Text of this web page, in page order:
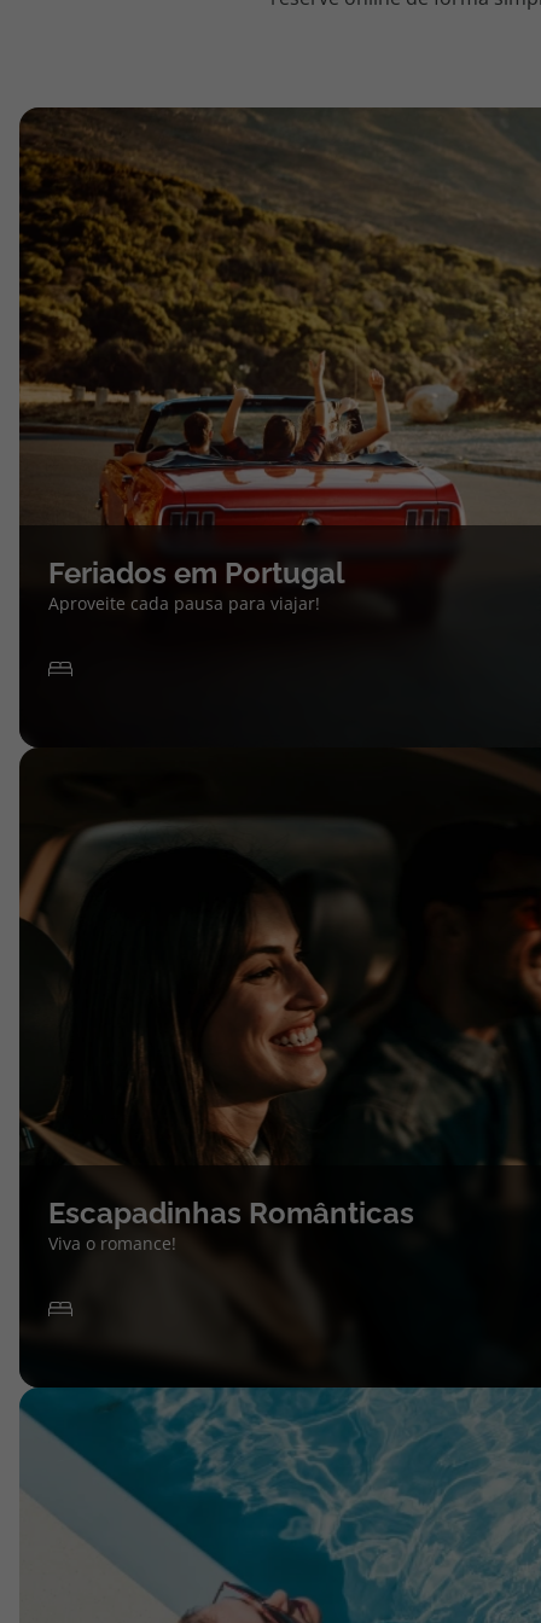
topatlantico@topatlantico.com
Feriados em Portugal
Aproveite cada pausa para viajar!
Escapadinhas Românticas
Viva o romance!